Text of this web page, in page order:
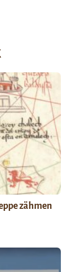
zähmen